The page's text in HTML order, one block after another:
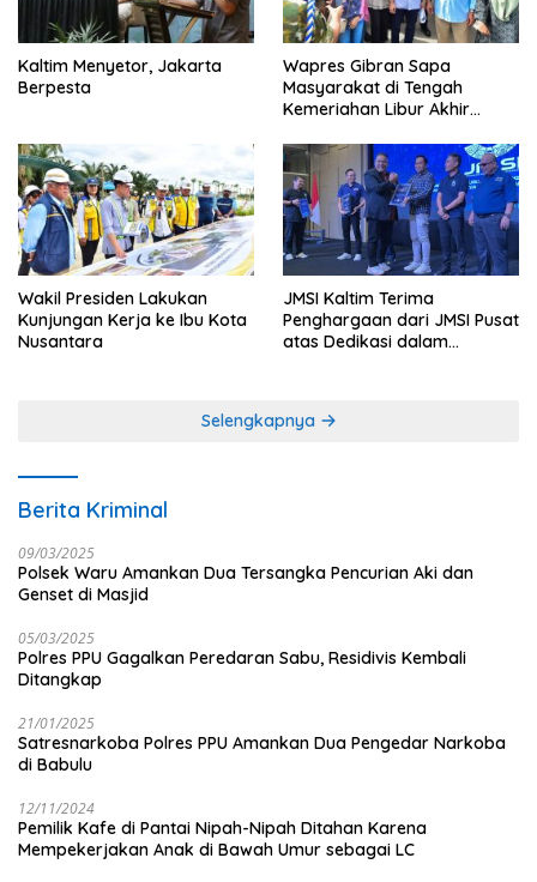
Kaltim Menyetor, Jakarta
Berpesta
Wapres Gibran Sapa
Masyarakat di Tengah
Kemeriahan Libur Akhir
Wakil Presiden Lakukan
Kunjungan Kerja ke Ibu Kota
Nusantara
JMSI Kaltim Terima
Penghargaan dari JMSI Pusat
atas Dedikasi dalam
Selengkapnya
Berita Kriminal
09/03/2025
Polsek Waru Amankan Dua Tersangka Pencurian Aki dan
Genset di Masjid
05/03/2025
Polres PPU Gagalkan Peredaran Sabu, Residivis Kembali
Ditangkap
21/01/2025
Satresnarkoba Polres PPU Amankan Dua Pengedar Narkoba
di Babulu
12/11/2024
Pemilik Kafe di Pantai Nipah-Nipah Ditahan Karena
Mempekerjakan Anak di Bawah Umur sebagai LC